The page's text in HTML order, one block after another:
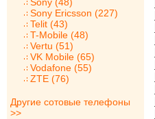
Sony Ericsson (227)
Telit (43)
T-Mobile (48)
Vertu (51)
VK Mobile (65)
Vodafone (55)
ZTE (76)
Другие сотовые телефоны
>>